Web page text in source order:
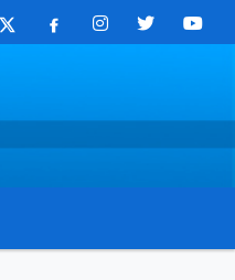
argentina 89.3 Mhz